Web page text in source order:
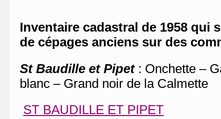
Inventaire cadastral de 1958 qui
de cépages anciens sur des
St Baudille et Pipet: Onchette –
blanc – Grand noir de la Calmette
ST BAUDILLE ET PIPET